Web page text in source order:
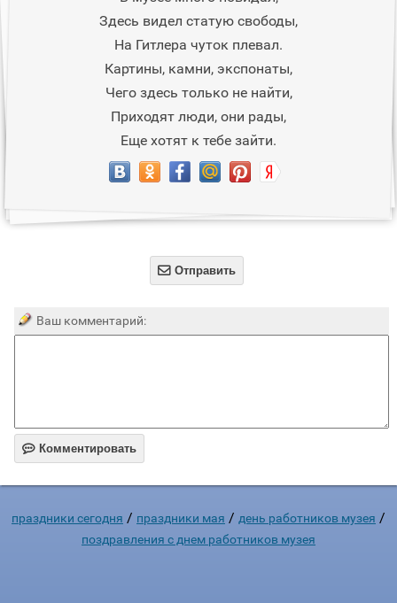
Здесь видел статую свободы,
На Гитлера чуток плевал.
Картины, камни, экспонаты,
Чего здесь только не найти,
Приходят люди, они рады,
Еще хотят к тебе зайти.
 Отправить
Ваш комментарий:
 Комментировать
праздники сегодня / праздники мая / день работников музея /
поздравления с днем работников музея